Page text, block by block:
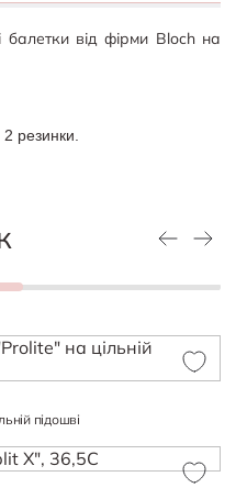
балетки від фірми Bloch на
2 резинки.
підошві